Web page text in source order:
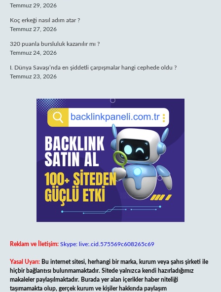
Temmuz 29, 2026
Koç erkeği nasıl adım atar ?
Temmuz 27, 2026
320 puanla bursluluk kazanılır mı ?
Temmuz 24, 2026
I. Dünya Savaşı’nda en şiddetli çarpışmalar hangi cephede oldu ?
Temmuz 23, 2026
Reklam ve İletişim: Skype: live:.cid.575569c608265c69
Yasal Uyarı: Bu internet sitesi, herhangi bir marka, kurum veya şahıs şirketi ile
hiçbir bağlantısı bulunmamaktadır. Sitede yalnızca kendi hazırladığımız
makaleler paylaşılmaktadır. Burada yer alan içerikler haber niteliği
taşımamakta olup, gerçek kurum ve kişiler hakkında paylaşım